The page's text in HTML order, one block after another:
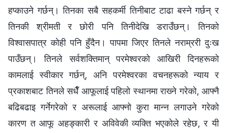
हप्काउने गर्छन्। तिनका सबै सहकर्मी तिनीबाट टाढा बस्‍ने गर्छन् र
तिनकी श्रीमती र छोरी पनि तिनीदेखि डराउँछन्। तिनको
विश्वासपात्र कोही पनि हुँदैन। पापमा जिएर तिनले नराम्ररी दुःख
पाउँछन्। तिनले सर्वशक्तिमान् परमेश्‍वरको आखिरी दिनहरूको
कामलाई स्वीकार गर्छन्, अनि परमेश्‍वरका वचनहरूको न्याय र
प्रकाशबाट तिनले सधैँ आफूलाई पहिलो स्थानमा राख्‍ने गरेको, आफ्नै
बढिबढाइ गर्नेगरेको र अरूलाई आफ्‍नो कुरा मान्‍न लगाउने गरेको
कारण त आफू अहङ्कारी र अविवेकी व्यक्ति भएकोले रहेछ, र यी